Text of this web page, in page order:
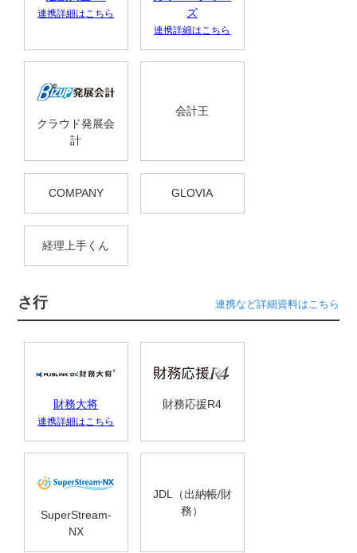
連携詳細はこちら
ズ
連携詳細はこちら
クラウド発展会
計
会計王
COMPANY GLOVIA
経理上手くん
さ行 連携など詳細資料はこちら
財務大将
連携詳細はこちら
財務応援R4
SuperStream-
NX
JDL（出納帳/財
務）